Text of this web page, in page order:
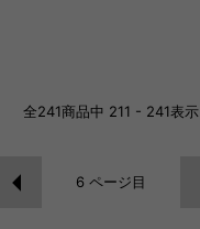
全241商品中 211 - 241表示
6 ページ目